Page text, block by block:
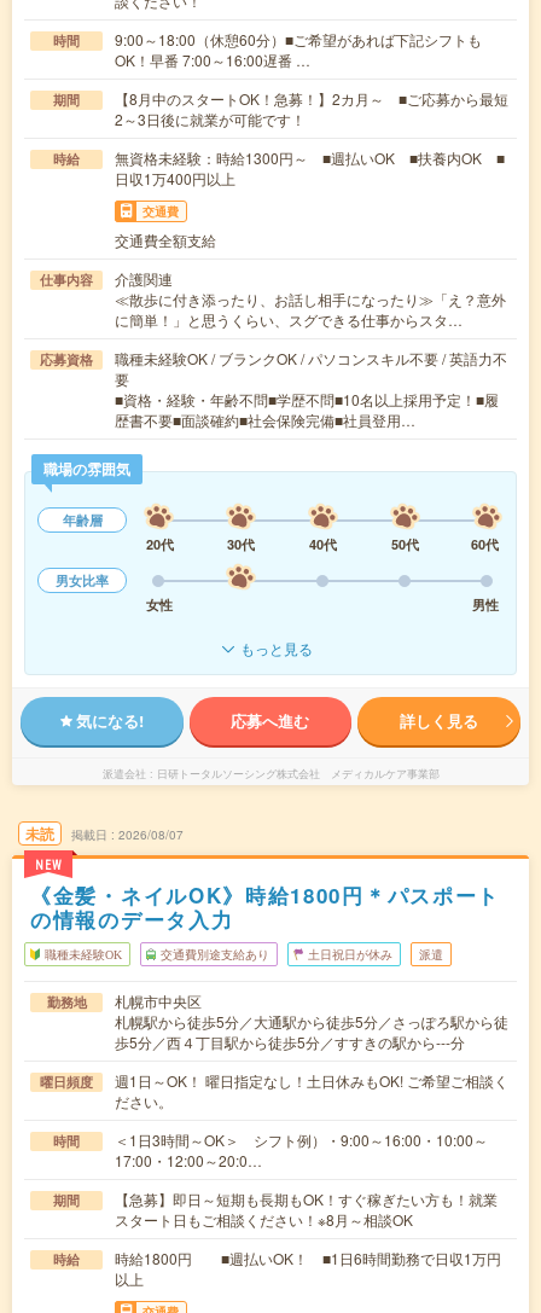
時間
9:00～18:00（休憩60分）■ご希望があれば下記シフトも
OK！早番 7:00～16:00遅番 …
期間
【8月中のスタートOK！急募！】2カ月～ ■ご応募から最短
2～3日後に就業が可能です！
時給
無資格未経験：時給1300円～ ■週払いOK ■扶養内OK ■
日収1万400円以上
交通費
交通費全額支給
仕事内容
介護関連
≪散歩に付き添ったり、お話し相手になったり≫「え？意外
に簡単！」と思うくらい、スグできる仕事からスタ…
応募資格
職種未経験OK / ブランクOK / パソコンスキル不要 / 英語力不
要
■資格・経験・年齢不問■学歴不問■10名以上採用予定！■履
歴書不要■面談確約■社会保険完備■社員登用…
職場の雰囲気
年齢層
20代
30代 40代 50代
60代
男女比率
女性
男性
もっと見る
気になる! 応募へ進む 詳しく見る
派遣会社 日研トータルソーシング株式会社 メディカルケア事業部
未読
NEW
掲載日 2026/08/07
《金髪・ネイルOK》時給1800円＊パスポート
の情報のデータ入力
職種未経験OK 交通費別途支給あり 土日祝日が休み 派遣
勤務地
札幌市中央区
札幌駅から徒歩5分／大通駅から徒歩5分／さっぽろ駅から徒
歩5分／西４丁目駅から徒歩5分／すすきの駅から---分
曜日頻度
週1日～OK！ 曜日指定なし！土日休みもOK! ご希望ご相談く
ださい。
時間
＜1日3時間～OK＞ シフト例）・9:00～16:00・10:00～
17:00・12:00～20:0…
期間
【急募】即日～短期も長期もOK！すぐ稼ぎたい方も！就業
スタート日もご相談ください！※8月～相談OK
時給
時給1800円 ■週払いOK！ ■1日6時間勤務で日収1万円
以上